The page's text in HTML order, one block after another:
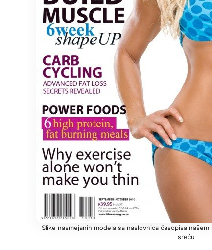
Slike nasmejanih modela sa naslovnica časopisa
sreću